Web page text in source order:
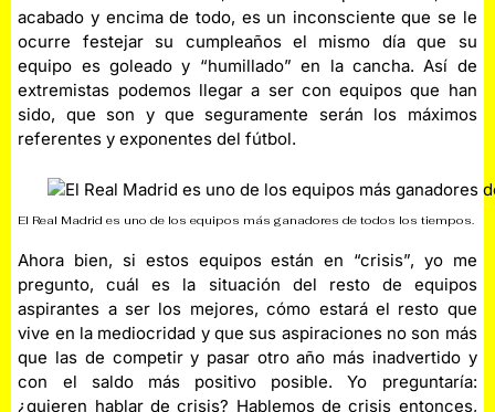
acabado y encima de todo, es un inconsciente que se le
ocurre festejar su cumpleaños el mismo día que su
equipo es goleado y “humillado” en la cancha. Así de
extremistas podemos llegar a ser con equipos que han
sido, que son y que seguramente serán los máximos
referentes y exponentes del fútbol.
El Real Madrid es uno de los equipos más ganadores de todos los tiempos.
Ahora bien, si estos equipos están en “crisis”, yo me
pregunto, cuál es la situación del resto de equipos
aspirantes a ser los mejores, cómo estará el resto que
vive en la mediocridad y que sus aspiraciones no son más
que las de competir y pasar otro año más inadvertido y
con el saldo más positivo posible. Yo preguntaría:
¿quieren hablar de crisis? Hablemos de crisis entonces,